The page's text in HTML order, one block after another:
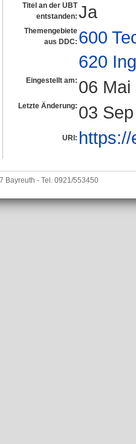
Titel an der UBT
entstanden: Ja
Themengebiete
aus DDC: 600
620
Eingestellt am: 06 Mai
Letzte Änderung: 03
URI:
Bayreuth - Tel. 0921/553450